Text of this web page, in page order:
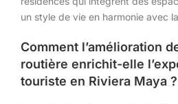
un style de vie en harmonie avec
Comment l’amélioration
routière enrichit-elle
touriste en Riviera Maya ?